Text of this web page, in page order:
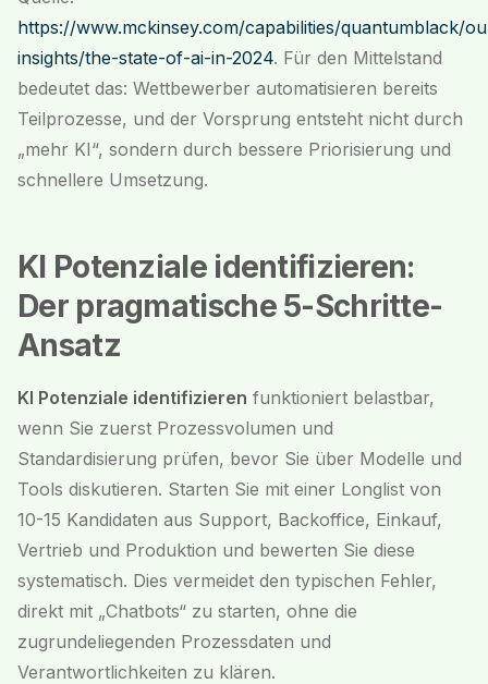
https://www.mckinsey.com/capabilities/quantumblack/
insights/the-state-of-ai-in-2024. Für den Mittelstand
bedeutet das: Wettbewerber automatisieren bereits
Teilprozesse, und der Vorsprung entsteht nicht durch
„mehr KI“, sondern durch bessere Priorisierung und
schnellere Umsetzung.
KI Potenziale identifizieren:
Der pragmatische 5-Schritte-
Ansatz
KI Potenziale identifizieren funktioniert belastbar,
wenn Sie zuerst Prozessvolumen und
Standardisierung prüfen, bevor Sie über Modelle und
Tools diskutieren. Starten Sie mit einer Longlist von
10-15 Kandidaten aus Support, Backoffice, Einkauf,
Vertrieb und Produktion und bewerten Sie diese
systematisch. Dies vermeidet den typischen Fehler,
direkt mit „Chatbots“ zu starten, ohne die
zugrundeliegenden Prozessdaten und
Verantwortlichkeiten zu klären.